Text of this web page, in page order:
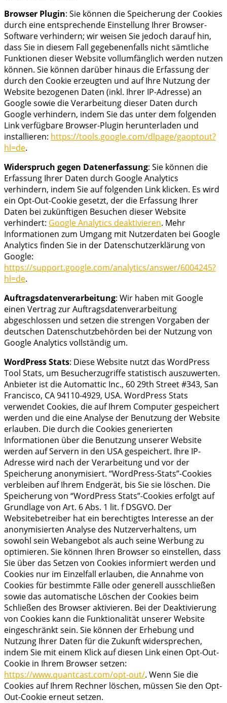
Browser Plugin: Sie können die Speicherung der Cookies
durch eine entsprechende Einstellung Ihrer Browser-
Software verhindern; wir weisen Sie jedoch darauf hin,
dass Sie in diesem Fall gegebenenfalls nicht sämtliche
Funktionen dieser Website vollumfänglich werden nutzen
können. Sie können darüber hinaus die Erfassung der
durch den Cookie erzeugten und auf Ihre Nutzung der
Website bezogenen Daten (inkl. Ihrer IP-Adresse) an
Google sowie die Verarbeitung dieser Daten durch
Google verhindern, indem Sie das unter dem folgenden
Link verfügbare Browser-Plugin herunterladen und
installieren: https://tools.google.com/dlpage/gaoptout?
hl=de.
Widerspruch gegen Datenerfassung: Sie können die
Erfassung Ihrer Daten durch Google Analytics
verhindern, indem Sie auf folgenden Link klicken. Es wird
ein Opt-Out-Cookie gesetzt, der die Erfassung Ihrer
Daten bei zukünftigen Besuchen dieser Website
verhindert: Google Analytics deaktivieren. Mehr
Informationen zum Umgang mit Nutzerdaten bei Google
Analytics finden Sie in der Datenschutzerklärung von
Google:
https://support.google.com/analytics/answer/6004245?
hl=de.
Auftragsdatenverarbeitung: Wir haben mit Google
einen Vertrag zur Auftragsdatenverarbeitung
abgeschlossen und setzen die strengen Vorgaben der
deutschen Datenschutzbehörden bei der Nutzung von
Google Analytics vollständig um.
WordPress Stats: Diese Website nutzt das WordPress
Tool Stats, um Besucherzugriffe statistisch auszuwerten.
Anbieter ist die Automattic Inc., 60 29th Street #343, San
Francisco, CA 94110-4929, USA. WordPress Stats
verwendet Cookies, die auf Ihrem Computer gespeichert
werden und die eine Analyse der Benutzung der Website
erlauben. Die durch die Cookies generierten
Informationen über die Benutzung unserer Website
werden auf Servern in den USA gespeichert. Ihre IP-
Adresse wird nach der Verarbeitung und vor der
Speicherung anonymisiert. “WordPress-Stats”-Cookies
verbleiben auf Ihrem Endgerät, bis Sie sie löschen. Die
Speicherung von “WordPress Stats”-Cookies erfolgt auf
Grundlage von Art. 6 Abs. 1 lit. f DSGVO. Der
Websitebetreiber hat ein berechtigtes Interesse an der
anonymisierten Analyse des Nutzerverhaltens, um
sowohl sein Webangebot als auch seine Werbung zu
optimieren. Sie können Ihren Browser so einstellen, dass
Sie über das Setzen von Cookies informiert werden und
Cookies nur im Einzelfall erlauben, die Annahme von
Cookies für bestimmte Fälle oder generell ausschließen
sowie das automatische Löschen der Cookies beim
Schließen des Browser aktivieren. Bei der Deaktivierung
von Cookies kann die Funktionalität unserer Website
eingeschränkt sein. Sie können der Erhebung und
Nutzung Ihrer Daten für die Zukunft widersprechen,
indem Sie mit einem Klick auf diesen Link einen Opt-Out-
Cookie in Ihrem Browser setzen:
https://www.quantcast.com/opt-out/. Wenn Sie die
Cookies auf Ihrem Rechner löschen, müssen Sie den Opt-
Out-Cookie erneut setzen.